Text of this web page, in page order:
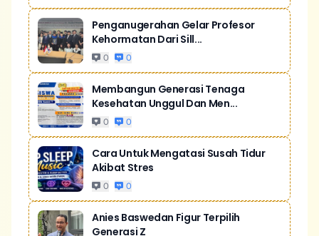
Penganugerahan Gelar Profesor
Kehormatan Dari Sill...
0 0
Membangun Generasi Tenaga
Kesehatan Unggul Dan Men...
0 0
Cara Untuk Mengatasi Susah Tidur
Akibat Stres
0 0
Anies Baswedan Figur Terpilih
Generasi Z